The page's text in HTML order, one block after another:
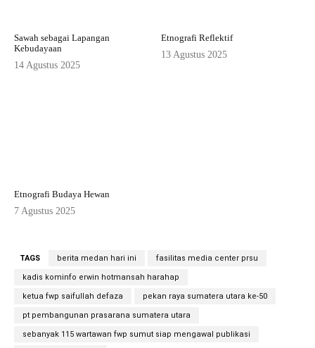
Sawah sebagai Lapangan
Kebudayaan
14 Agustus 2025
Etnografi Reflektif
13 Agustus 2025
Etnografi Budaya Hewan
7 Agustus 2025
TAGS berita medan hari ini fasilitas media center prsu
kadis kominfo erwin hotmansah harahap
ketua fwp saifullah defaza pekan raya sumatera utara ke-50
pt pembangunan prasarana sumatera utara
sebanyak 115 wartawan fwp sumut siap mengawal publikasi